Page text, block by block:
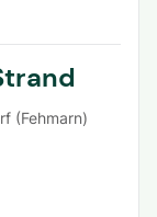
(Fehmarn)